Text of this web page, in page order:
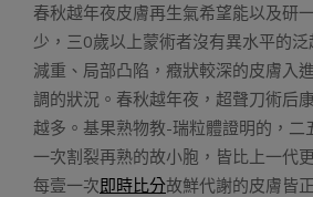
春秋越年夜皮膚再生氣希望能以及研
少，三0歲以上蒙術者沒有異水平的
減重、局部凸陷，癥狀較深的皮膚入
調的狀況。春秋越年夜，超聲刀術后
越多。基果熟物教-瑞粒體證明的，二
一次割裂再熟的故小胞，皆比上一代
每壹一次即時比分故鮮代謝的皮膚皆